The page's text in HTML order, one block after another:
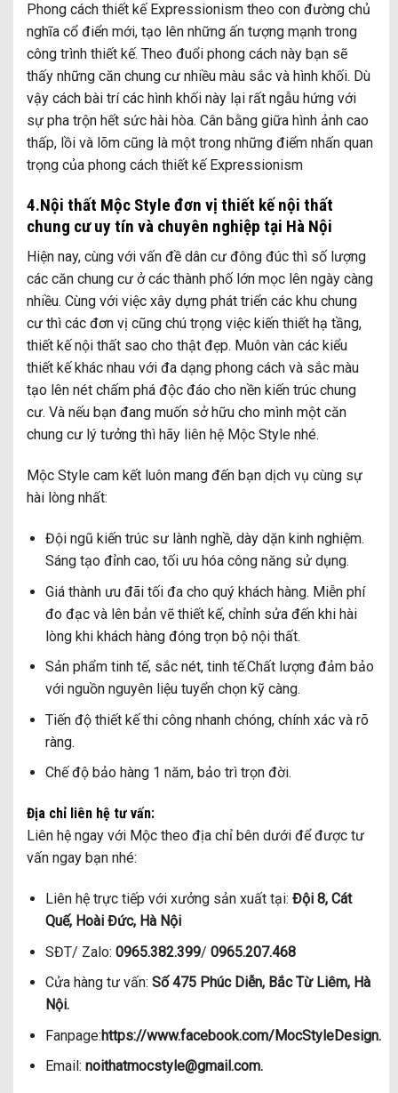
Phong cách thiết kế Expressionism theo con đường chủ
nghĩa cổ điển mới, tạo lên những ấn tượng mạnh trong
công trình thiết kế. Theo đuổi phong cách này bạn sẽ
thấy những căn chung cư nhiều màu sắc và hình khối. Dù
vậy cách bài trí các hình khối này lại rất ngẫu hứng với
sự pha trộn hết sức hài hòa. Cân bằng giữa hình ảnh cao
thấp, lồi và lõm cũng là một trong những điểm nhấn quan
trọng của phong cách thiết kế Expressionism
4.Nội thất Mộc Style đơn vị thiết kế nội thất
chung cư uy tín và chuyên nghiệp tại Hà Nội
Hiện nay, cùng với vấn đề dân cư đông đúc thì số lượng
các căn chung cư ở các thành phố lớn mọc lên ngày càng
nhiều. Cùng với việc xây dựng phát triển các khu chung
cư thì các đơn vị cũng chú trọng việc kiến thiết hạ tầng,
thiết kế nội thất sao cho thật đẹp. Muôn vàn các kiểu
thiết kế khác nhau với đa dạng phong cách và sắc màu
tạo lên nét chấm phá độc đáo cho nền kiến trúc chung
cư. Và nếu bạn đang muốn sở hữu cho mình một căn
chung cư lý tưởng thì hãy liên hệ Mộc Style nhé.
Mộc Style cam kết luôn mang đến bạn dịch vụ cùng sự
hài lòng nhất:
Đội ngũ kiến trúc sư lành nghề, dày dặn kinh nghiệm.
Sáng tạo đỉnh cao, tối ưu hóa công năng sử dụng.
Giá thành ưu đãi tối đa cho quý khách hàng. Miễn phí
đo đạc và lên bản vẽ thiết kế, chỉnh sửa đến khi hài
lòng khi khách hàng đóng trọn bộ nội thất.
Sản phẩm tinh tế, sắc nét, tinh tế.Chất lượng đảm bảo
với nguồn nguyên liệu tuyển chọn kỹ càng.
Tiến độ thiết kế thi công nhanh chóng, chính xác và rõ
ràng.
Chế độ bảo hàng 1 năm, bảo trì trọn đời.
Địa chỉ liên hệ tư vấn:
Liên hệ ngay với Mộc theo địa chỉ bên dưới để được tư
vấn ngay bạn nhé:
Liên hệ trực tiếp với xưởng sản xuất tại: Đội 8, Cát
Quế, Hoài Đức, Hà Nội
SĐT/ Zalo: 0965.382.399/ 0965.207.468
Cửa hàng tư vấn: Số 475 Phúc Diễn, Bắc Từ Liêm, Hà
Nội.
Fanpage:https://www.facebook.com/MocStyleDesign.
Email: noithatmocstyle@gmail.com.